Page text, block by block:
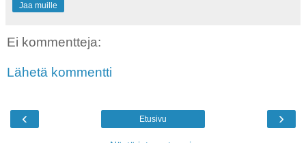
Jaa muille
Ei kommentteja:
Lähetä kommentti
‹ ›
Etusivu